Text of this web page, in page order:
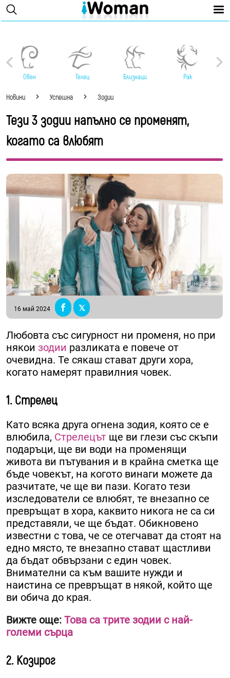
Овен Телец Близнаци Рак
Новини Успешна Зодии
Тези 3 зодии напълно се променят,
когато са влюбят
Снимка: iStock
16 май 2024
Любовта със сигурност ни променя, но при
някои зодии разликата е повече от
очевидна. Те сякаш стават други хора,
когато намерят правилния човек.
1. Стрелец
Като всяка друга огнена зодия, която се е
влюбила, Стрелецът ще ви глези със скъпи
подаръци, ще ви води на променящи
живота ви пътувания и в крайна сметка ще
бъде човекът, на когото винаги можете да
разчитате, че ще ви пази. Когато тези
изследователи се влюбят, те внезапно се
превръщат в хора, каквито никога не са си
представяли, че ще бъдат. Обикновено
известни с това, че се отегчават да стоят на
едно място, те внезапно стават щастливи
да бъдат обвързани с един човек.
Внимателни са към вашите нужди и
наистина се превръщат в някой, който ще
ви обича до края.
Вижте още: Това са трите зодии с най-
големи сърца
2. Козирог